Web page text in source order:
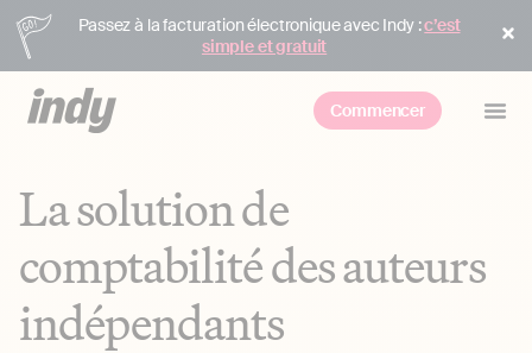
Passez à la facturation électronique avec Indy :c’est
simple et gratuit
Commencer
La solution de
comptabilité des auteurs
indépendants